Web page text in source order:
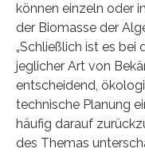
können einzeln oder
der Biomasse der
„Schließlich ist es bei
jeglicher Art von
entscheidend,
technische Planung
häufig darauf
des Themas